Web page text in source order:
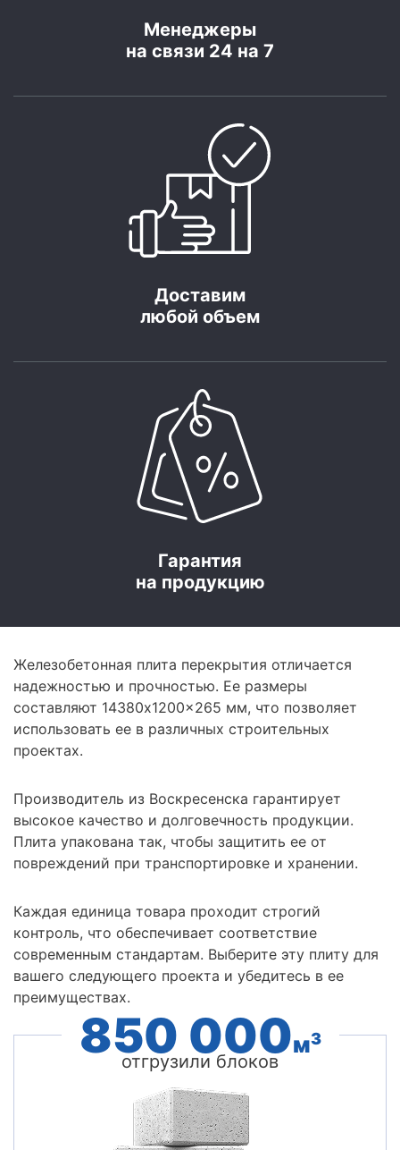
Менеджеры
на связи 24 на 7
Доставим
любой объем
Гарантия
на продукцию
Железобетонная плита перекрытия отличается
надежностью и прочностью. Ее размеры
составляют 14380x1200x265 мм, что позволяет
использовать ее в различных строительных
проектах.
Производитель из Воскресенска гарантирует
высокое качество и долговечность продукции.
Плита упакована так, чтобы защитить ее от
повреждений при транспортировке и хранении.
Каждая единица товара проходит строгий
контроль, что обеспечивает соответствие
современным стандартам. Выберите эту плиту для
вашего следующего проекта и убедитесь в ее
преимуществах.
850 000м3
отгрузили блоков